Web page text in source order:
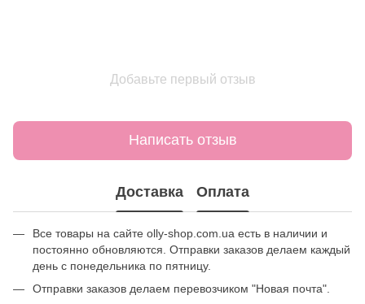
Добавьте первый отзыв
Написать отзыв
Доставка Оплата
Все товары на сайте olly-shop.com.ua есть в наличии и
постоянно обновляются. Отправки заказов делаем каждый
день с понедельника по пятницу.
Отправки заказов делаем перевозчиком "Новая почта".